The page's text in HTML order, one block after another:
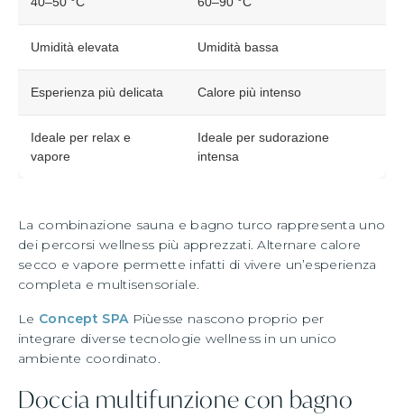
Umidità elevata Umidità bassa
Esperienza più delicata Calore più intenso
Ideale per relax e
vapore
Ideale per sudorazione
intensa
La combinazione sauna e bagno turco rappresenta uno
dei percorsi wellness più apprezzati. Alternare calore
secco e vapore permette infatti di vivere un’esperienza
completa e multisensoriale.
Le Concept SPAPiùesse nascono proprio per
integrare diverse tecnologie wellness in un unico
ambiente coordinato.
Doccia multifunzione con bagno